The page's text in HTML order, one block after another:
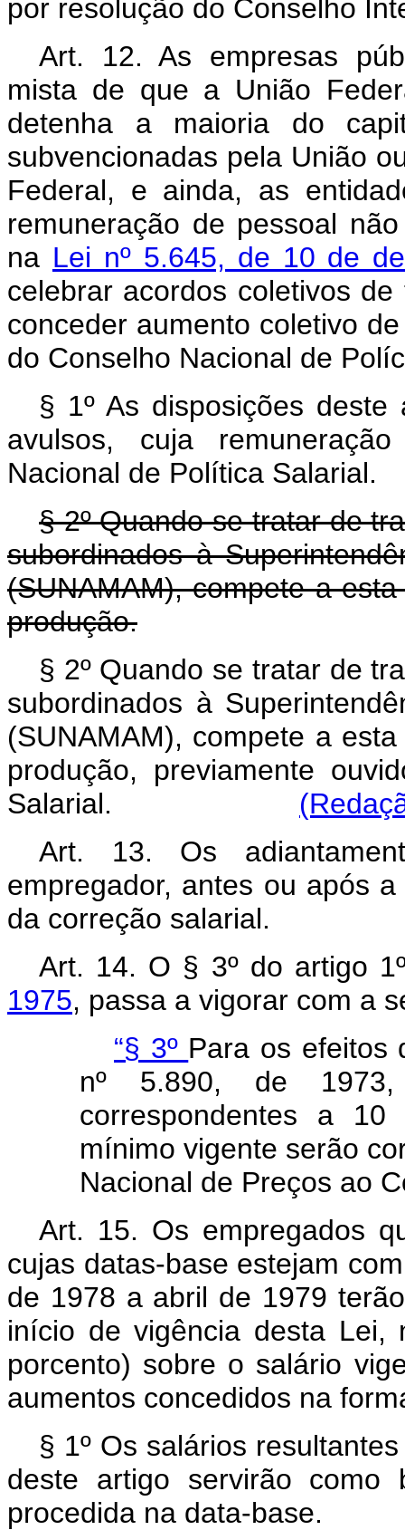
por resolução do Conselho
Art. 12. As empresas
mista de que a União
detenha a maioria do
subvencionadas pela União
Federal, e ainda, as
remuneração de pessoal
na Lei nº 5.645, de 10 de
celebrar acordos coletivos
conceder aumento coletivo
do Conselho Nacional de
§ 1º As disposições
avulsos, cuja
Nacional de Política Salarial.
§ 2º Quando se tratar de
subordinados à
(SUNAMAM), compete a
produção.
§ 2º Quando se tratar de
subordinados à
(SUNAMAM), compete a
produção, previamente
Salarial.
Art. 13. Os
empregador, antes ou após
da correção salarial.
Art. 14. O § 3º do artigo
1975, passa a vigorar com a
“§ 3º Para os efeitos
nº 5.890, de 1973,
correspondentes a
mínimo vigente serão
Nacional de Preços ao
Art. 15. Os empregados
cujas datas-base estejam
de 1978 a abril de 1979
início de vigência desta
porcento) sobre o salário
aumentos concedidos na
§ 1º Os salários
deste artigo servirão
procedida na data-base.